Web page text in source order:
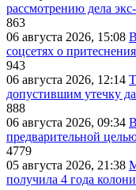
рассмотрению дела
863
06 августа 2026, 15:08
соцсетях о
943
06 августа 2026, 12:14
допустившим утечку
888
06 августа 2026, 09:34
предварительной
4779
05 августа 2026, 21:38
получила 4 года